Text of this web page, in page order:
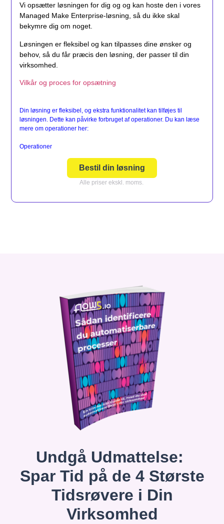
Vi opsætter løsningen for dig og og kan hoste den i vores
Managed Make Enterprise-løsning, så du ikke skal
bekymre dig om noget.
Løsningen er fleksibel og kan tilpasses dine ønsker og
behov, så du får præcis den løsning, der passer til din
virksomhed.
Vilkår og proces for opsætning
Din løsning er fleksibel, og ekstra funktionalitet kan tilføjes til
løsningen. Dette kan påvirke forbruget af operationer. Du kan læse
mere om operationer her:
Operationer
Bestil din løsning
Alle priser ekskl. moms.
Undgå Udmattelse:
Spar Tid på de 4 Største
Tidsrøvere i Din
Virksomhed